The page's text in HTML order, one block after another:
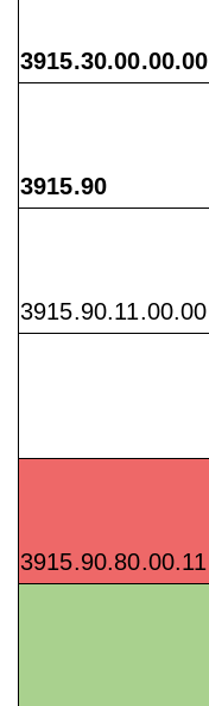
3915.30.00.00.00
3915.90
3915.90.11.00.00
3915.90.80.00.11